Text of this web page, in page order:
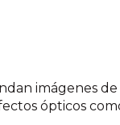
imágenes
ópticos